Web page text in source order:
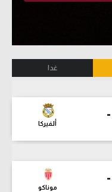
غدا
-
ألفيركا
-
موناكو